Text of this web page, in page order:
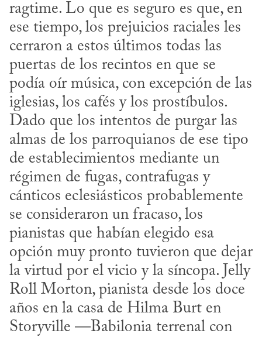
ragtime. Lo que es seguro es que, en
ese tiempo, los prejuicios raciales les
cerraron a estos últimos todas las
puertas de los recintos en que se
podía oír música, con excepción de las
iglesias, los cafés y los prostíbulos.
Dado que los intentos de purgar las
almas de los parroquianos de ese tipo
de establecimientos mediante un
régimen de fugas, contrafugas y
cánticos eclesiásticos probablemente
se consideraron un fracaso, los
pianistas que habían elegido esa
opción muy pronto tuvieron que dejar
la virtud por el vicio y la síncopa. Jelly
Roll Morton, pianista desde los doce
años en la casa de Hilma Burt en
Storyville —Babilonia terrenal con